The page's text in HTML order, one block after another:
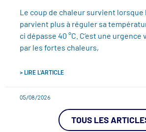
Le coup de chaleur survient lorsque
parvient plus à réguler sa
ci dépasse 40 °C. C’est une
par les fortes chaleurs,
> LIRE L'ARTICLE
05/08/2026
TOUS LES